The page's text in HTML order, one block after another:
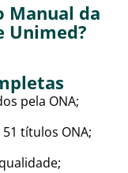
Manual da
Unimed?
pela ONA;
títulos ONA;